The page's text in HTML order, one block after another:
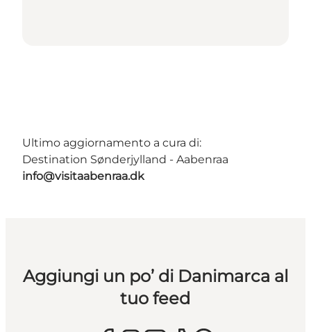
Ultimo aggiornamento a cura di:
Destination Sønderjylland - Aabenraa
info@visitaabenraa.dk
Aggiungi un po’ di Danimarca al
tuo feed